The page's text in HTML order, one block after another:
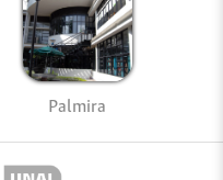
Palmira